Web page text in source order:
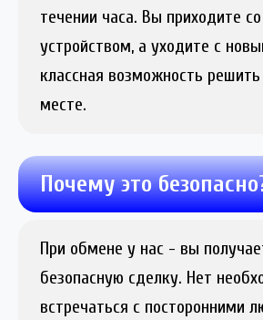
течении часа. Вы приходите
устройством, а уходите с
классная возможность
месте.
Почему это
При обмене у нас - вы
безопасную сделку. Нет
встречаться с посторонними